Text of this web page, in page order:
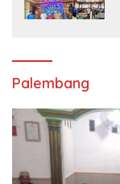
Palembang